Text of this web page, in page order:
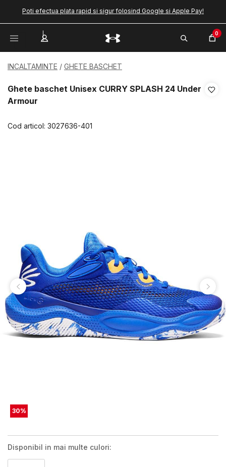
Poti efectua plata rapid si sigur folosind Google si Apple Pay!
0
INCALTAMINTE GHETE BASCHET
Ghete baschet Unisex CURRY SPLASH 24 Under
Armour
Cod articol: 3027636-401
30%
Disponibil in mai multe culori: